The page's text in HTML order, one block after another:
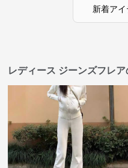
新着ア
レディース ジーンズフレ